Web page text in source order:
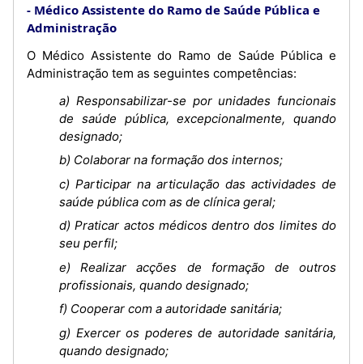
Médico Assistente do Ramo de Saúde Pública e
Administração
O Médico Assistente do Ramo de Saúde Pública e
Administração tem as seguintes competências:
a) Responsabilizar-se por unidades funcionais
de saúde pública, excepcionalmente, quando
designado;
b) Colaborar na formação dos internos;
c) Participar na articulação das actividades de
saúde pública com as de clínica geral;
d) Praticar actos médicos dentro dos limites do
seu perfil;
e) Realizar acções de formação de outros
profissionais, quando designado;
f) Cooperar com a autoridade sanitária;
g) Exercer os poderes de autoridade sanitária,
quando designado;